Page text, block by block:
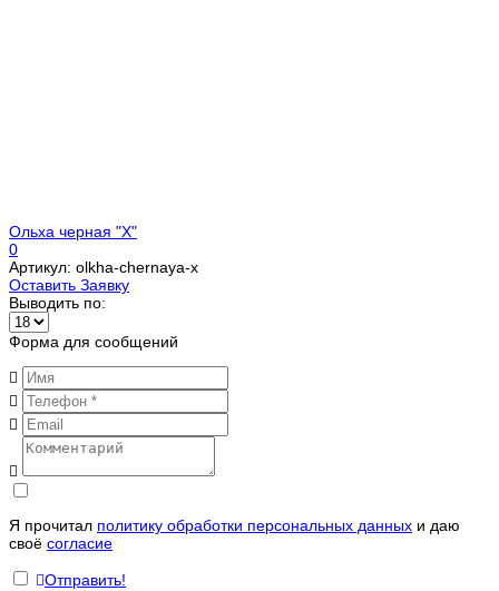
Ольха черная "X"
0
Артикул: olkha-chernaya-x
Оставить Заявку
Выводить по:
Форма для сообщений
Я прочитал политику обработки персональных данных и даю
своё согласие
Отправить!